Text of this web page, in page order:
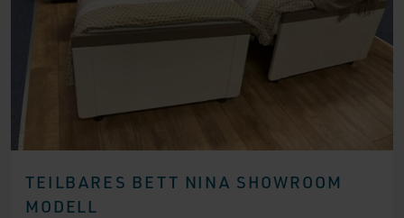
TEILBARES BETT NINA SHOWROOM
MODELL